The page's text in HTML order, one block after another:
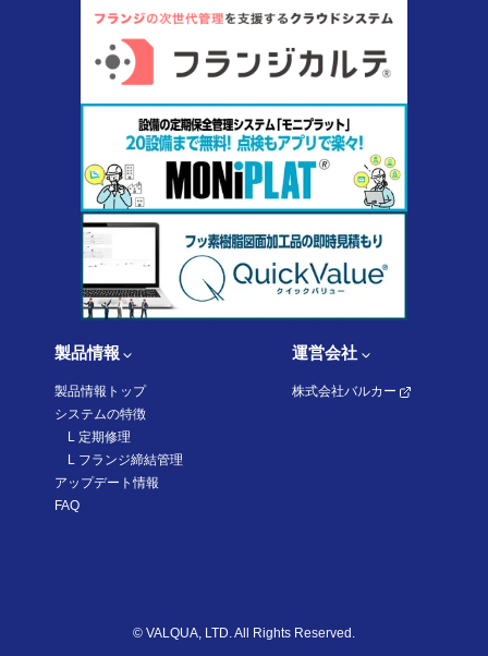
製品情報
製品情報トップ
システムの特徴
L 定期修理
L フランジ締結管理
アップデート情報
FAQ
運営会社
株式会社バルカー
© VALQUA, LTD. All Rights Reserved.